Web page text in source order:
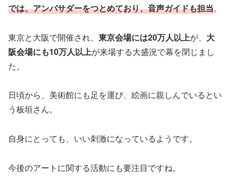
では、アンバサダーをつとめており、音声ガイドも担当。
東京と大阪で開催され、 東京会場には20万人以上が、 大
阪会場にも10万人以上が来場する大盛況で幕を閉じまし
た。
日頃から、美術館にも足を運び、絵画に親しんでいるとい
う板垣さん。
自身にとっても、いい刺激になっているようです。
今後のアートに関する活動にも要注目ですね。